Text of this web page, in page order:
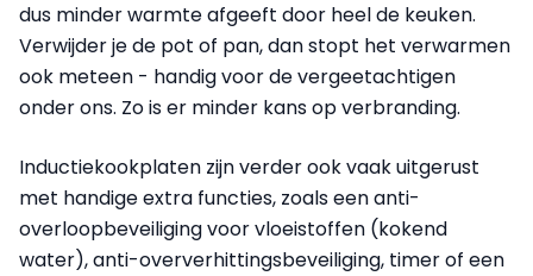
dus minder warmte afgeeft door heel de keuken.
Verwijder je de pot of pan, dan stopt het verwarmen
ook meteen - handig voor de vergeetachtigen
onder ons. Zo is er minder kans op verbranding.
Inductiekookplaten zijn verder ook vaak uitgerust
met handige extra functies, zoals een anti-
overloopbeveiliging voor vloeistoffen (kokend
water), anti-oververhittingsbeveiliging, timer of een